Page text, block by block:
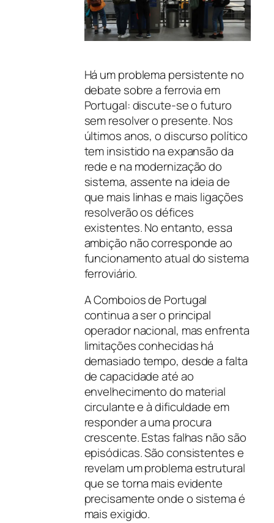
Há um problema persistente no
debate sobre a ferrovia em
Portugal: discute-se o futuro
sem resolver o presente. Nos
últimos anos, o discurso político
tem insistido na expansão da
rede e na modernização do
sistema, assente na ideia de
que mais linhas e mais ligações
resolverão os défices
existentes. No entanto, essa
ambição não corresponde ao
funcionamento atual do sistema
ferroviário.
A Comboios de Portugal
continua a ser o principal
operador nacional, mas enfrenta
limitações conhecidas há
demasiado tempo, desde a falta
de capacidade até ao
envelhecimento do material
circulante e à dificuldade em
responder a uma procura
crescente. Estas falhas não são
episódicas. São consistentes e
revelam um problema estrutural
que se torna mais evidente
precisamente onde o sistema é
mais exigido.